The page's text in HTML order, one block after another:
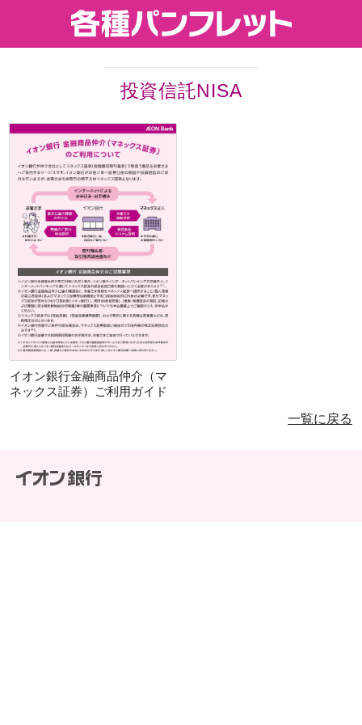
投資信託NISA
イオン銀行金融商品仲介（マ
ネックス証券）ご利用ガイド
一覧に戻る